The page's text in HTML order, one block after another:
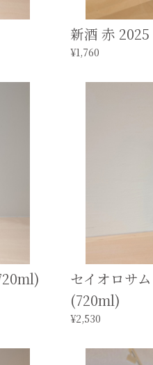
新酒 赤
¥1,760
セイオロサ
(720ml)
¥2,530